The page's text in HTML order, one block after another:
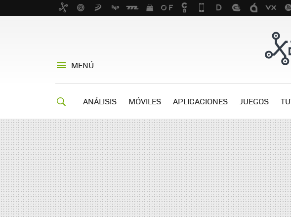
MENÚ
ANÁLISIS MÓVILES APLICACIONES JUEGOS